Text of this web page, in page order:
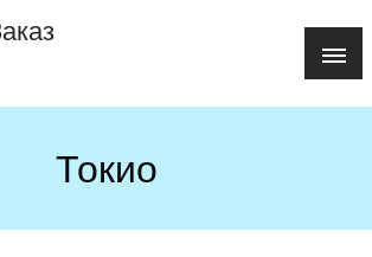
Токио